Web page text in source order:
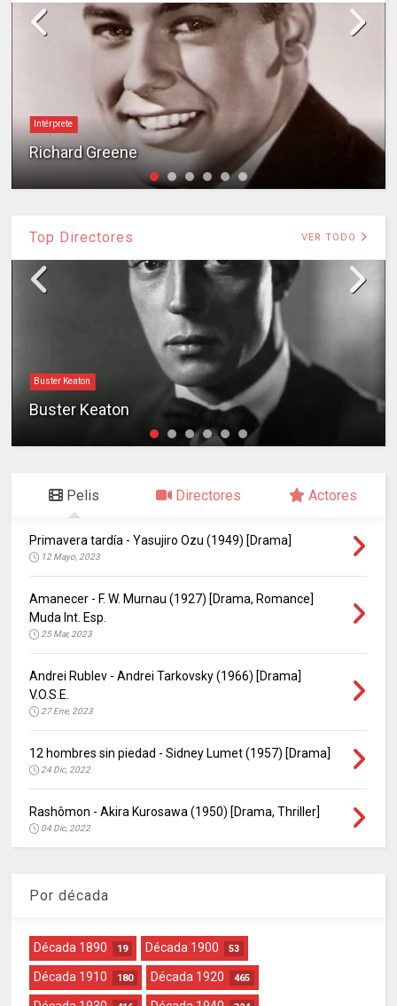
Intérprete
Richard Greene
Top Directores VER TODO
Buster Keaton
Buster Keaton
Pelis Directores Actores
Primavera tardía - Yasujiro Ozu (1949) [Drama]
12 Mayo, 2023
Amanecer - F. W. Murnau (1927) [Drama, Romance]
Muda Int. Esp.
25 Mar, 2023
Andrei Rublev - Andrei Tarkovsky (1966) [Drama]
V.O.S.E.
27 Ene, 2023
12 hombres sin piedad - Sidney Lumet (1957) [Drama]
24 Dic, 2022
Rashômon - Akira Kurosawa (1950) [Drama, Thriller]
04 Dic, 2022
Por década
Década 1890 19 Década 1900 53
Década 1910 180 Década 1920 465